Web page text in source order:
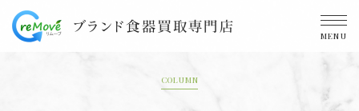
MENU
COLUMN